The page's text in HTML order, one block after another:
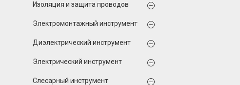
Изоляция и защита проводов
Электромонтажный инструмент
Диэлектрический инструмент
Электрический инструмент
Слесарный инструмент